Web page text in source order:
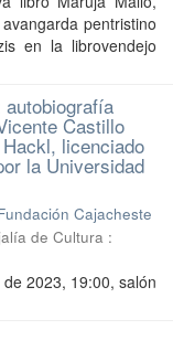
pentristino
en la librovendejo
Castillo
licenciado
la Universidad
Cajacheste
de Cultura :
2023, 19:00, salón